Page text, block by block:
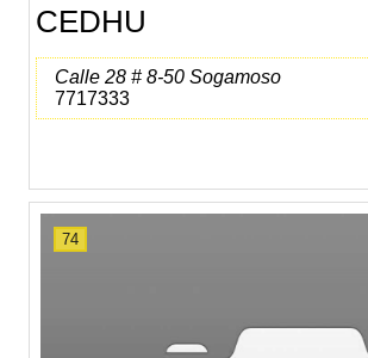
CEDHU
Calle 28 # 8-50 Sogamoso
7717333
74